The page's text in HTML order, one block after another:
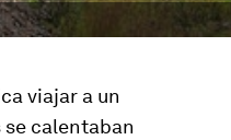
viajar a un
calentaban